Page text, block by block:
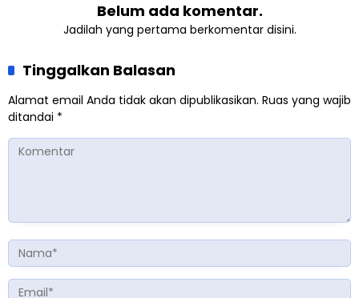
Belum ada komentar.
Jadilah yang pertama berkomentar disini.
Tinggalkan Balasan
Alamat email Anda tidak akan dipublikasikan. Ruas yang wajib
ditandai *